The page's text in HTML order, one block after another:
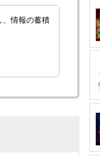
、情報の蓄積